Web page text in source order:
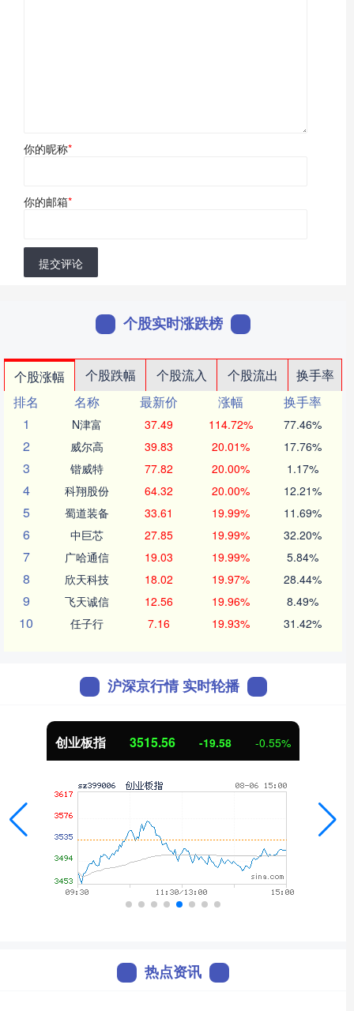
你的昵称*
你的邮箱*
提交评论
个股实时涨跌榜
个股涨幅 个股跌幅 个股流入 个股流出
换手率
排名
名称 最新价 涨幅
换手率
1
N津富 37.49 114.72% 77.46%
2 威尔高 39.83 20.01% 17.76%
3 锴威特 77.82 20.00% 1.17%
4 科翔股份 64.32 20.00% 12.21%
5 蜀道装备 33.61 19.99% 11.69%
6 中巨芯 27.85 19.99% 32.20%
7 广哈通信 19.03 19.99% 5.84%
8 欣天科技 18.02 19.97% 28.44%
9 飞天诚信 12.56 19.96% 8.49%
10 任子行 7.16 19.93% 31.42%
沪深京行情 实时轮播
创业板指 3515.56 -19.58 -0.55%
热点资讯